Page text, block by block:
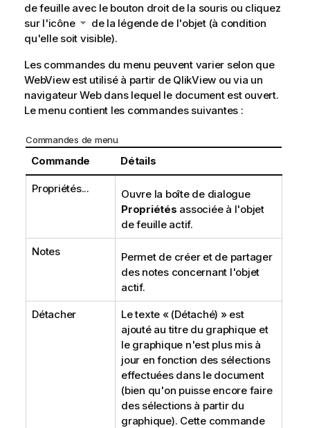
de feuille avec le bouton droit de la souris ou cliquez
sur l'icône
de la légende de l'objet (à condition
qu'elle soit visible).
Les commandes du menu peuvent varier selon que
WebView est utilisé à partir de QlikView ou via un
navigateur Web dans lequel le document est ouvert.
Le menu contient les commandes suivantes :
Commandes de menu
Commande Détails
Propriétés...
Ouvre la boîte de dialogue
Propriétés associée à l'objet
de feuille actif.
Notes
Permet de créer et de partager
des notes concernant l'objet
actif.
Détacher
Le texte « (Détaché) » est
ajouté au titre du graphique et
le graphique n'est plus mis à
jour en fonction des sélections
effectuées dans le document
(bien qu'on puisse encore faire
des sélections à partir du
graphique). Cette commande